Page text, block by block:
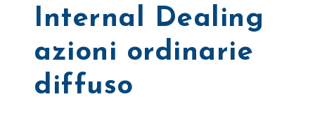
Internal Dealing
azioni ordinarie
diffuso